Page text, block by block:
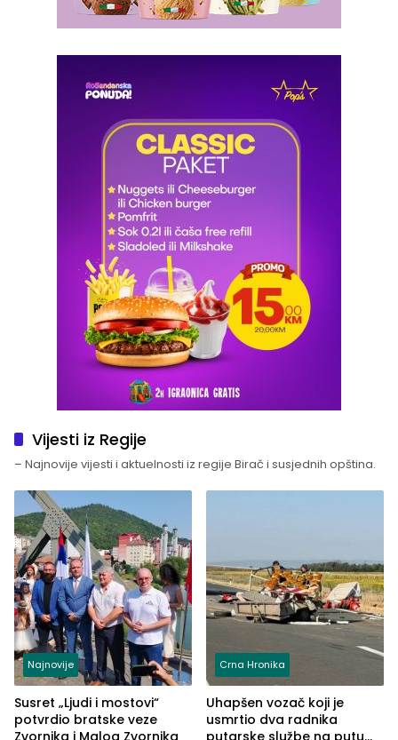
Vijesti iz Regije
– Najnovije vijesti i aktuelnosti iz regije Birač i susjednih opština.
Najnovije
Susret „Ljudi i mostovi“
potvrdio bratske veze
Crna Hronika
Uhapšen vozač koji je
usmrtio dva radnika